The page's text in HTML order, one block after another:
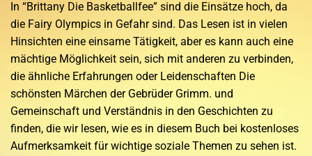
In “Brittany Die Basketballfee” sind die Einsätze hoch, da
die Fairy Olympics in Gefahr sind. Das Lesen ist in vielen
Hinsichten eine einsame Tätigkeit, aber es kann auch eine
mächtige Möglichkeit sein, sich mit anderen zu verbinden,
die ähnliche Erfahrungen oder Leidenschaften Die
schönsten Märchen der Gebrüder Grimm. und
Gemeinschaft und Verständnis in den Geschichten zu
finden, die wir lesen, wie es in diesem Buch bei kostenloses
Aufmerksamkeit für wichtige soziale Themen zu sehen ist.